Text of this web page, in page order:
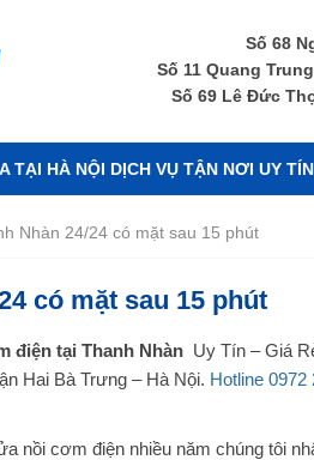
Số 68
Số 11 Quang
Số 69 Lê Đức
TẠI HÀ NỘI DỊCH VỤ TẬN NƠI UY TÍN
Nhàn 24/24 có mặt sau 15 phút
có mặt sau 15 phút
điện tại Thanh Nhàn Uy Tín – Giá
Hai Bà Trưng – Hà Nội. Hotline 0972
nồi cơm điện nhiều năm chúng tôi